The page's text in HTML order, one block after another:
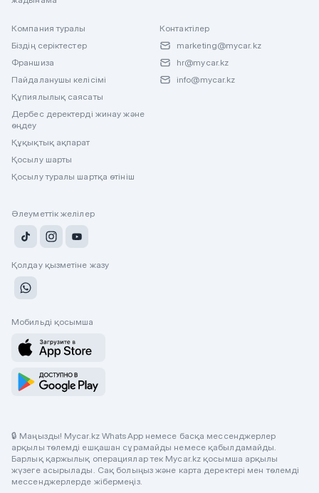
Компания туралы
Біздің серіктестер
Франшиза
Пайдаланушы келісімі
Құпиялылық саясаты
Дербес деректерді жинау және
өңдеу
Құқықтық ақпарат
Қосылу шарты
Қосылу туралы шартқа өтініш
Контактілер
marketing@mycar.kz
hr@mycar.kz
info@mycar.kz
Әлеуметтік желілер
Қолдау қызметіне жазу
Мобильді қосымша
🔒 Маңызды! Mycar.kz WhatsApp немесе басқа мессенджерлер
арқылы төлемді ешқашан сұрамайды немесе қабылдамайды.
Барлық қаржылық операциялар тек Mycar.kz қосымша арқылы
жүзеге асырылады. Сақ болыңыз және карта деректері мен төлемді
мессенджерлерде жібермеңіз.